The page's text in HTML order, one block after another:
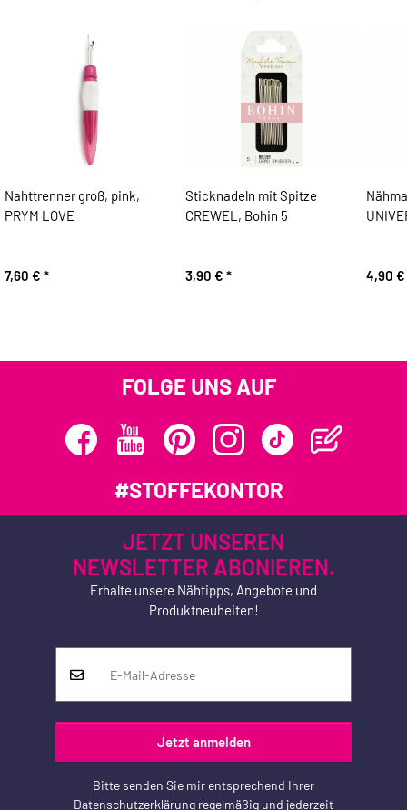
Nahttrenner groß, pink,
PRYM LOVE
7,60 € *
Sticknadeln mit Spitze
CREWEL, Bohin 5
3,90 € * 4,90 €
FOLGE UNS AUF
#STOFFEKONTOR
JETZT UNSEREN
NEWSLETTER ABONIEREN.
Erhalte unsere Nähtipps, Angebote und
Produktneuheiten!
Jetzt anmelden
Bitte senden Sie mir entsprechend Ihrer
Datenschutzerklärung regelmäßig und jederzeit